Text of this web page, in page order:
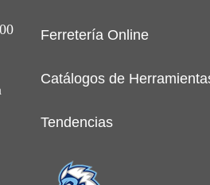
Ferretería Online
Catálogos de
Tendencias